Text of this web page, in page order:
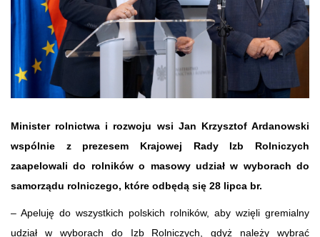
Minister rolnictwa i rozwoju wsi Jan Krzysztof Ardanowski
wspólnie z prezesem Krajowej Rady Izb Rolniczych
zaapelowali do rolników o masowy udział w wyborach do
samorządu rolniczego, które odbędą się 28 lipca br.
– Apeluję do wszystkich polskich rolników, aby wzięli gremialny
udział w wyborach do Izb Rolniczych, gdyż należy wybrać